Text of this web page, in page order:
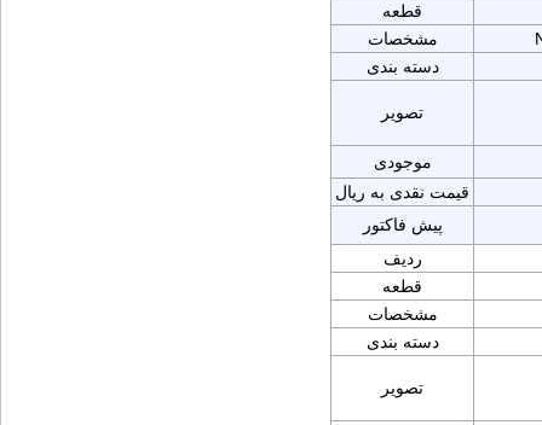
قطعه
مشخصات
دسته بندی
تصویر
موجودی
قیمت نقدی به ریال
پیش فاکتور
ردیف
قطعه
مشخصات
دسته بندی
تصویر